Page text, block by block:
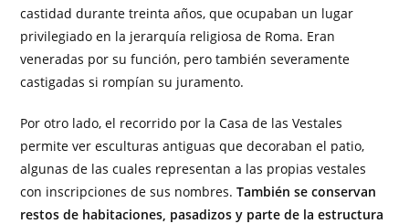
castidad durante treinta años, que ocupaban un lugar
privilegiado en la jerarquía religiosa de Roma. Eran
veneradas por su función, pero también severamente
castigadas si rompían su juramento.
Por otro lado, el recorrido por la Casa de las Vestales
permite ver esculturas antiguas que decoraban el patio,
algunas de las cuales representan a las propias vestales
con inscripciones de sus nombres.También se conservan
restos de habitaciones, pasadizos y parte de la estructura